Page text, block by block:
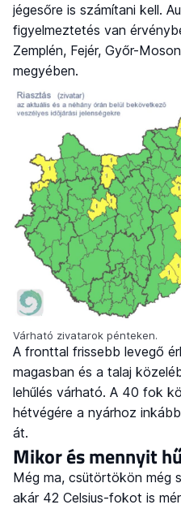
jégesőre is számítani kell.
figyelmeztetés van
Zemplén, Fejér, Győr-
megyében.
Várható zivatarok pénteken.
A fronttal frissebb levegő
magasban és a talaj
lehűlés várható. A 40 fok
hétvégére a nyárhoz
át.
Mikor és mennyit
Még ma, csütörtökön még
akár 42 Celsius-fokot is